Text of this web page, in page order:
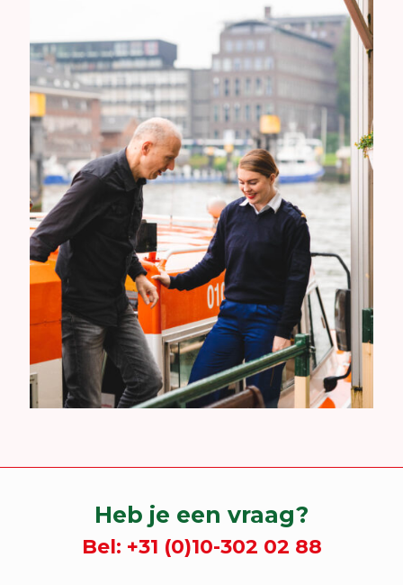
Heb je een vraag?
Bel: +31 (0)10-302 02 88